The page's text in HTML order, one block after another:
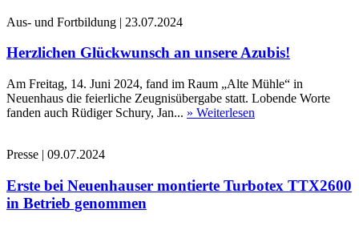
Aus- und Fortbildung | 23.07.2024
Herzlichen Glückwunsch an unsere Azubis!
Am Freitag, 14. Juni 2024, fand im Raum „Alte Mühle“ in
Neuenhaus die feierliche Zeugnisübergabe statt. Lobende Worte
fanden auch Rüdiger Schury, Jan... » Weiterlesen
Presse | 09.07.2024
Erste bei Neuenhauser montierte Turbotex TTX2600
in Betrieb genommen